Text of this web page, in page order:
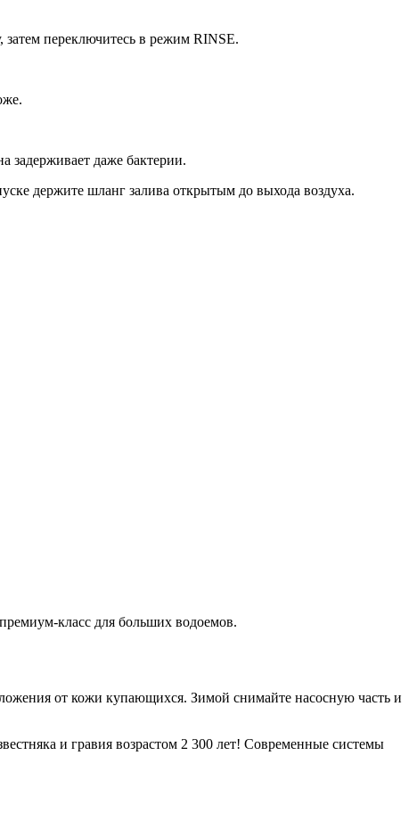
переключитесь в режим RINSE.
задерживает даже бактерии.
держите шланг залива открытым до выхода воздуха.
класс для больших водоемов.
от кожи купающихся. Зимой снимайте насосную часть и
и гравия возрастом 2 300 лет! Современные системы